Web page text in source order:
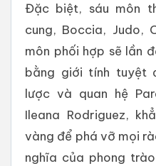
Đặc biệt, sáu môn
cung, Boccia, Judo,
môn phối hợp sẽ lần
bằng giới tính tuyệt
lược và quan hệ
Ileana Rodriguez,
vàng để phá vỡ mọi
nghĩa của phong